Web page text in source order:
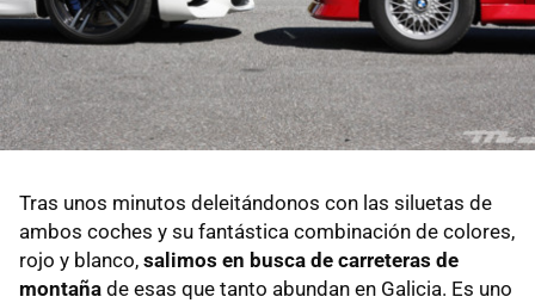
Tras unos minutos deleitándonos con las siluetas de
ambos coches y su fantástica combinación de colores,
rojo y blanco, salimos en busca de carreteras de
montaña de esas que tanto abundan en Galicia. Es uno